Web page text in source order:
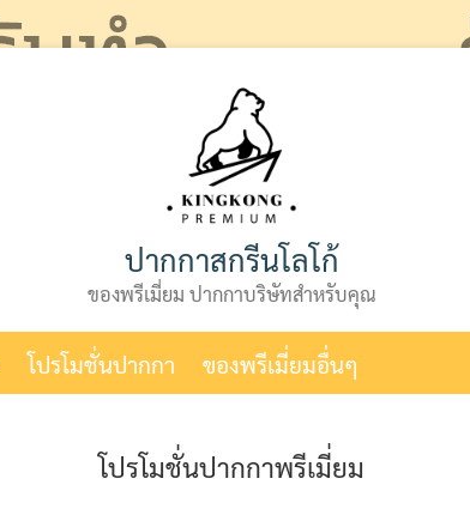
ปากกาสกรีนโลโก้
ของพรีเมี่ยม ปากกาบริษัทสำหรับคุณ
โปรโมชั่นปากกา ของพรีเมี่ยมอื่นๆ
โปรโมชั่นปากกาพรีเมี่ยม